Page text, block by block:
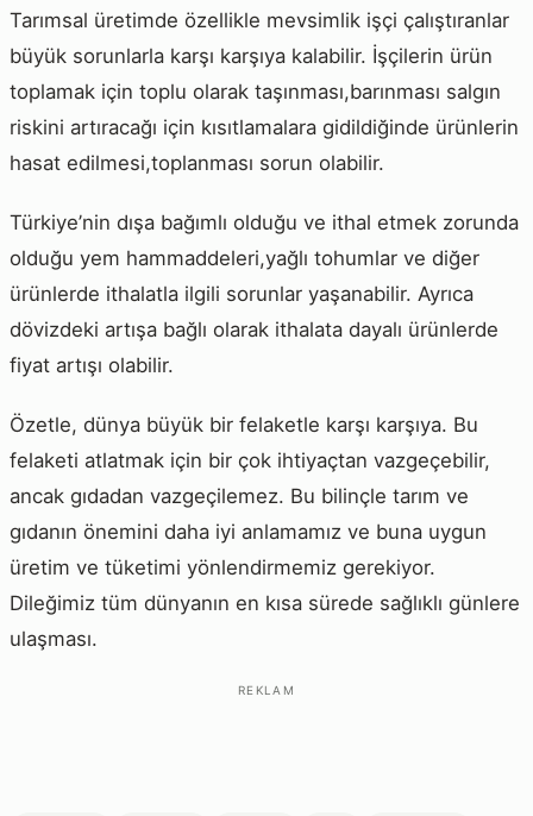
Tarımsal üretimde özellikle mevsimlik işçi çalıştıranlar
büyük sorunlarla karşı karşıya kalabilir. İşçilerin ürün
toplamak için toplu olarak taşınması,barınması salgın
riskini artıracağı için kısıtlamalara gidildiğinde ürünlerin
hasat edilmesi,toplanması sorun olabilir.
Türkiye’nin dışa bağımlı olduğu ve ithal etmek zorunda
olduğu yem hammaddeleri,yağlı tohumlar ve diğer
ürünlerde ithalatla ilgili sorunlar yaşanabilir. Ayrıca
dövizdeki artışa bağlı olarak ithalata dayalı ürünlerde
fiyat artışı olabilir.
Özetle, dünya büyük bir felaketle karşı karşıya. Bu
felaketi atlatmak için bir çok ihtiyaçtan vazgeçebilir,
ancak gıdadan vazgeçilemez. Bu bilinçle tarım ve
gıdanın önemini daha iyi anlamamız ve buna uygun
üretim ve tüketimi yönlendirmemiz gerekiyor.
Dileğimiz tüm dünyanın en kısa sürede sağlıklı günlere
ulaşması.
REKLAM